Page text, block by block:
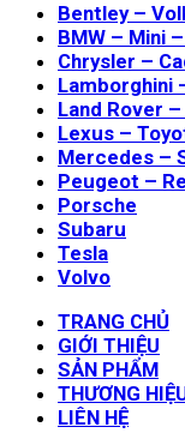
Bentley –
BMW – Mini
Chrysler –
Lamborghini
Land Rover
Lexus –
Mercedes –
Peugeot –
Porsche
Subaru
Tesla
Volvo
TRANG CHỦ
GIỚI THIỆU
SẢN PHẨM
THƯƠNG
LIÊN HỆ